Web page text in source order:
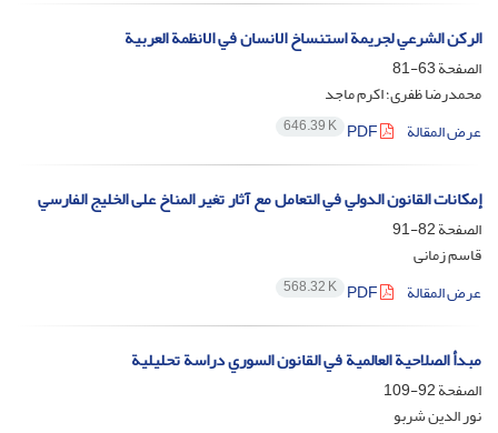
الركن الشرعي لجريمة استنساخ الانسان في الانظمة العربية
الصفحة63-81
محمدرضا ظفری؛ اکرم ماجد
عرض المقالة
646.39 K
إمكانات القانون الدولي في التعامل مع آثار تغير المناخ على الخليج الفارسي
الصفحة82-91
قاسم زمانی
عرض المقالة
568.32 K
مبدأ الصلاحية العالمية في القانون السوري دراسة تحليلية
الصفحة92-109
نور الدین شربو